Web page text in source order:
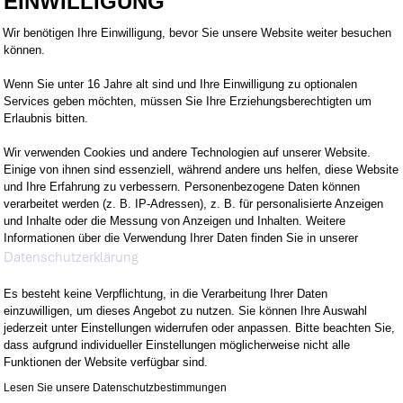
UNSER CLOUD-
MIT STACKIT
sowie konsequente Sicherheits- und DSGVO-
Kundinnen und Kunden ein europäisches Cloud-
und Betriebssicherheit in den Mittelpunkt stellt.
– von der Cloud-Strategie über
Umsetzung. Besonders relevant ist das für
, Sicherheits- und
Einwilligungsmanagementplattform:
Wir benötigen Ihre Einwilligung, bevor Sie unsere Website weiter besuchen
können.
Wenn Sie unter 16 Jahre alt sind und Ihre Einwilligung zu optionalen
Services geben möchten, müssen Sie Ihre Erziehungsberechtigten um
Erlaubnis bitten.
Wir verwenden Cookies und andere Technologien auf unserer Website.
Einige von ihnen sind essenziell, während andere uns helfen, diese Website
und Ihre Erfahrung zu verbessern. Personenbezogene Daten können
verarbeitet werden (z. B. IP-Adressen), z. B. für personalisierte Anzeigen
und Inhalte oder die Messung von Anzeigen und Inhalten. Weitere
Informationen über die Verwendung Ihrer Daten finden Sie in unserer
Datenschutzerklärung
Es besteht keine Verpflichtung, in die Verarbeitung Ihrer Daten
einzuwilligen, um dieses Angebot zu nutzen. Sie können Ihre Auswahl
jederzeit unter Einstellungen widerrufen oder anpassen. Bitte beachten Sie,
dass aufgrund individueller Einstellungen möglicherweise nicht alle
Funktionen der Website verfügbar sind.
Lesen Sie unsere Datenschutzbestimmungen
Axeptio consent